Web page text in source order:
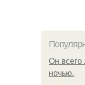
Он всего
ночью.